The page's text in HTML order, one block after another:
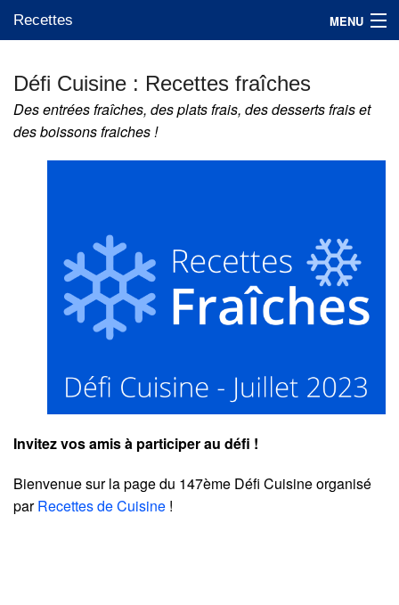
Recettes MENU
Mes blogs préférés
Défi Cuisine : Recettes fraîches
Des entrées fraîches, des plats frais, des desserts frais et
des boissons fraiches !
Invitez vos amis à participer au défi !
Bienvenue sur la page du 147ème Défi Cuisine organisé
parRecettes de Cuisine !